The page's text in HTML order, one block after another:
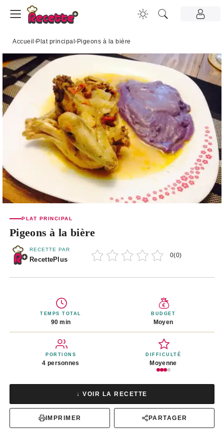
Accueil ›Plat principal › Pigeons à la bière
PLAT PRINCIPAL
Pigeons à la bière
RECETTE PAR
RecettePlus
0(0)
TEMPS TOTAL
90 min
BUDGET
Moyen
PORTIONS
4 personnes
DIFFICULTÉ
Moyenne
↓ VOIR LA RECETTE
IMPRIMER PARTAGER